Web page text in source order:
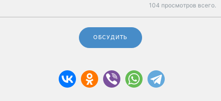
104 просмотров всего.
ОБСУДИТЬ